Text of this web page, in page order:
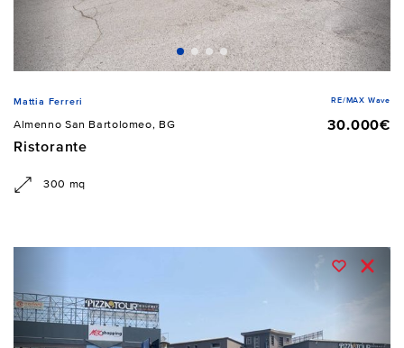
Mattia Ferreri RE/MAX Wave
Almenno San Bartolomeo, BG
30.000€
Ristorante
300 mq